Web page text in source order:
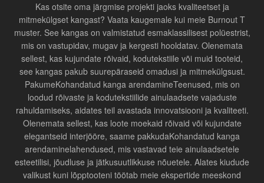
Kas otsite oma järgmise projekti jaoks kvaliteetset ja
mitmekülgset kangast? Vaata kaugemale kui meie Burnout T
muster. See kangas on valmistatud esmaklassilisest polüestrist,
mis on vastupidav, mugav ja kergesti hooldatav. Olenemata
sellest, kas kujundate rõivaid, kodutekstiile või muid tooteid,
see kangas pakub suurepäraseid omadusi ja mitmekülgsust.
PakumeKohandatud kanga arendamineTeenused, mis on
loodud rõivaste ja kodutekstiilide ainulaadsete vajaduste
rahuldamiseks, aidates teil avastada innovatsiooni ja kvaliteeti.
Olenemata sellest, kas loote moekaid rõivaid või kujundate
elegantseid interjööre, saame pakkudaKohandatud kanga
arendaminelahendused, mis vastavad teie ainulaadsetele
esteetilisi, jõudluse ja jätkusuutlikkuse nõuetele. Alates kiudude
valikust kuni lõpptooteni töötab meie ekspertide meeskond